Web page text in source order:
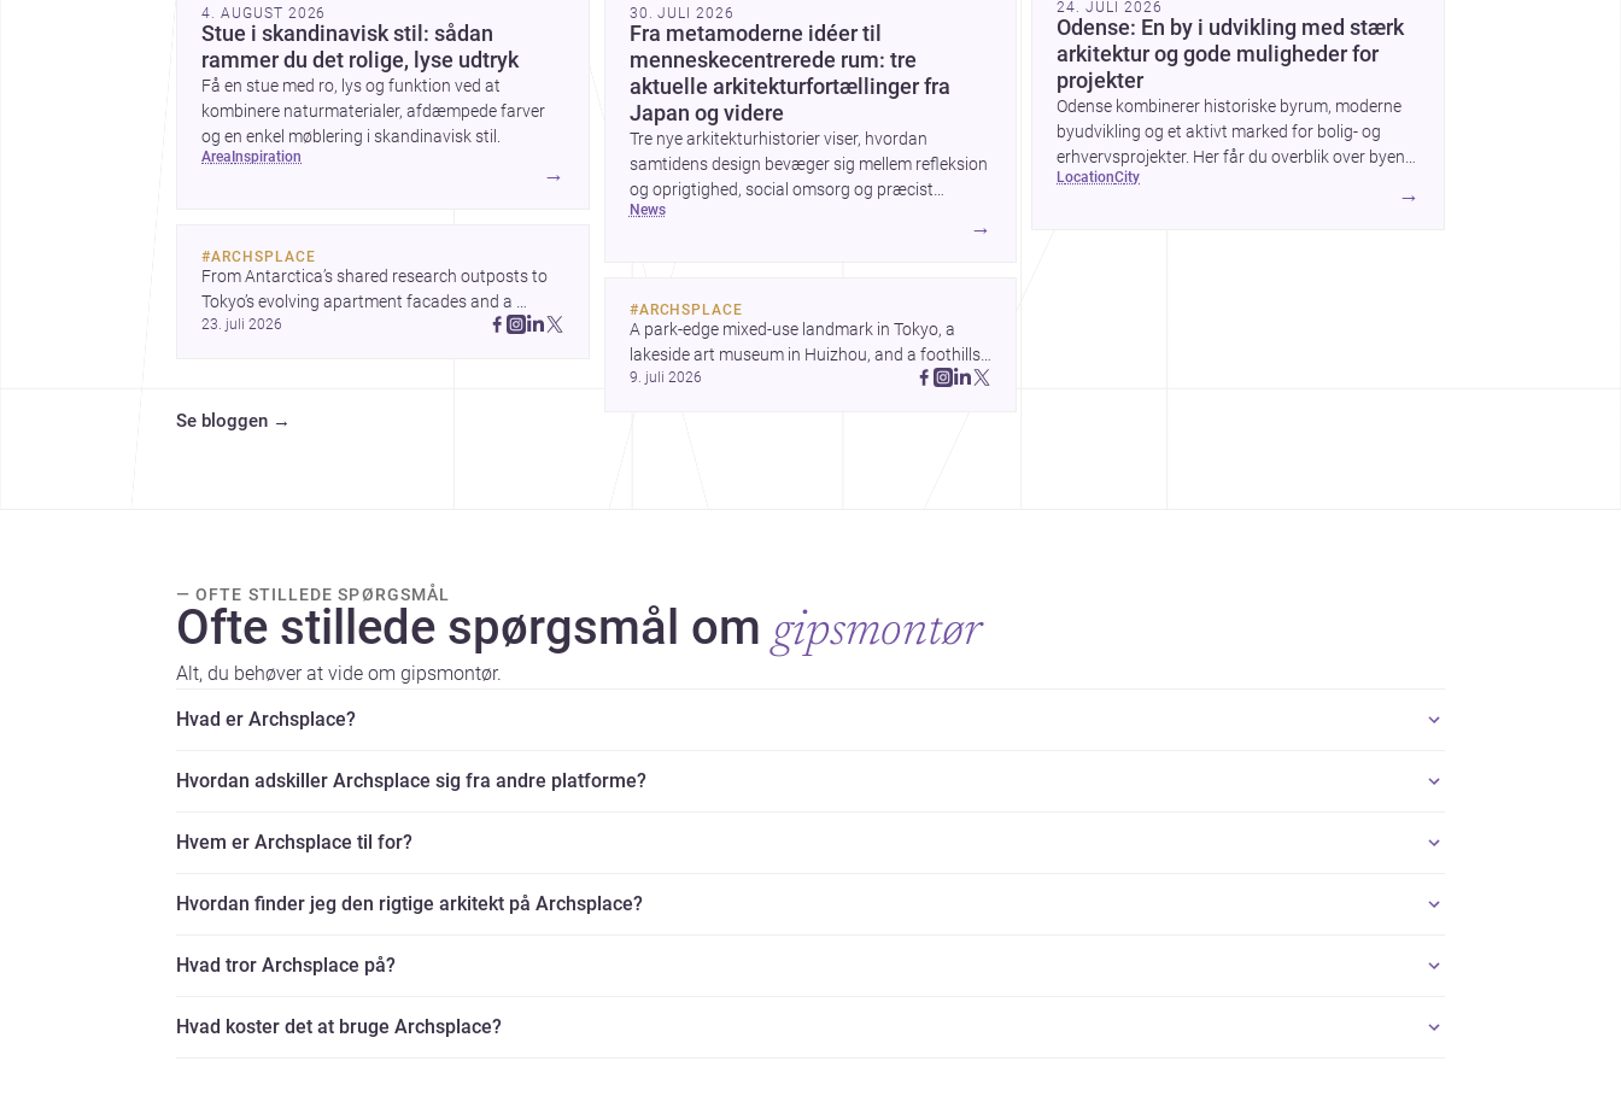
4. AUGUST 2026
Stue i skandinavisk stil: sådan
rammer du det rolige, lyse udtryk
Få en stue med ro, lys og funktion ved at
kombinere naturmaterialer, afdæmpede farver
og en enkel møblering i skandinavisk stil.
area inspiration
→
#ARCHSPLACE
From Antarctica’s shared research outposts to
Tokyo’s evolving apartment facades and a
terraced home in Amman, these projects show
23. juli 2026
30. JULI 2026
Fra metamoderne idéer til
menneskecentrerede rum: tre
aktuelle arkitekturfortællinger fra
Japan og videre
Tre nye arkitekturhistorier viser, hvordan
samtidens design bevæger sig mellem refleksion
og oprigtighed, social omsorg og præcist
formgivne boligoplevelser. Fra den teoretiske
kommentar og konkret livskvalitet.
news
→
#ARCHSPLACE
A park-edge mixed-use landmark in Tokyo, a
lakeside art museum in Huizhou, and a foothills
countryside house in Cayambe show
9. juli 2026
24. JULI 2026
Odense: En by i udvikling med stærk
arkitektur og gode muligheder for
projekter
Odense kombinerer historiske byrum, moderne
byudvikling og et aktivt marked for bolig- og
erhvervsprojekter. Her får du overblik over byens
arkitektur, byggemæssige prisniveau og hvorfor
location city
→
Se bloggen →
— OFTE STILLEDE SPØRGSMÅL
Ofte stillede spørgsmål om gipsmontør
Alt, du behøver at vide om gipsmontør.
Hvad er Archsplace?
Hvordan adskiller Archsplace sig fra andre platforme?
Hvem er Archsplace til for?
Hvordan finder jeg den rigtige arkitekt på Archsplace?
Hvad tror Archsplace på?
Hvad koster det at bruge Archsplace?